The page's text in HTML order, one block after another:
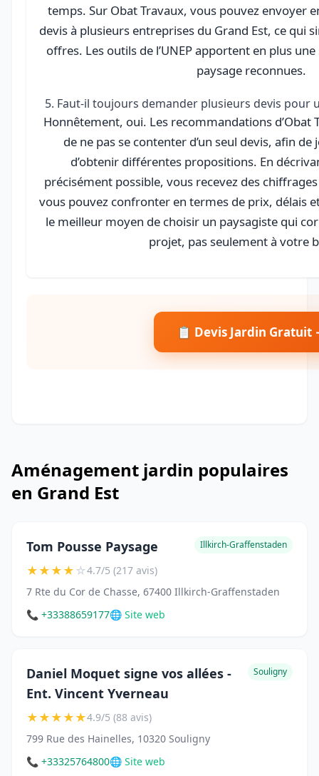
temps. Sur Obat Travaux, vous pouvez envoyer
devis à plusieurs entreprises du Grand Est, ce qui
offres. Les outils de l’UNEP apportent en plus
paysage reconnues.
5. Faut-il toujours demander plusieurs devis pour
Honnêtement, oui. Les recommandations d’Obat
de ne pas se contenter d’un seul devis, afin
d’obtenir différentes propositions. En
précisément possible, vous recevez des
vous pouvez confronter en termes de prix, délais
le meilleur moyen de choisir un paysagiste qui
projet, pas seulement à votre
📋 Devis Jardin Gratuit
Aménagement jardin populaires
en Grand Est
Tom Pousse Paysage Illkirch-Graffenstaden
★★★★☆4.7/5 (217 avis)
7 Rte du Cor de Chasse, 67400 Illkirch-Graffenstaden
📞 +33388659177🌐 Site web
Daniel Moquet signe vos allées -
Ent. Vincent Yverneau
Souligny
★★★★★4.9/5 (88 avis)
799 Rue des Hainelles, 10320 Souligny
📞 +33325764800🌐 Site web